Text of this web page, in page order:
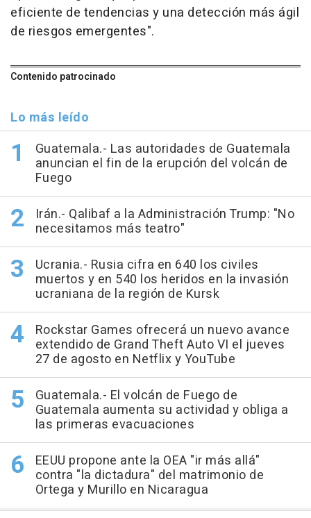
eficiente de tendencias y una detección más ágil
de riesgos emergentes".
Contenido patrocinado
Lo más leído
Guatemala.- Las autoridades de Guatemala
anuncian el fin de la erupción del volcán de
Fuego
Irán.- Qalibaf a la Administración Trump: "No
necesitamos más teatro"
Ucrania.- Rusia cifra en 640 los civiles
muertos y en 540 los heridos en la invasión
ucraniana de la región de Kursk
Rockstar Games ofrecerá un nuevo avance
extendido de Grand Theft Auto VI el jueves
27 de agosto en Netflix y YouTube
Guatemala.- El volcán de Fuego de
Guatemala aumenta su actividad y obliga a
las primeras evacuaciones
EEUU propone ante la OEA "ir más allá"
contra "la dictadura" del matrimonio de
Ortega y Murillo en Nicaragua